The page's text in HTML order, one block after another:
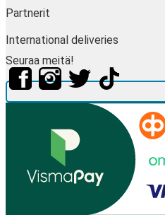
Partnerit
International deliveries
Seuraa meitä!